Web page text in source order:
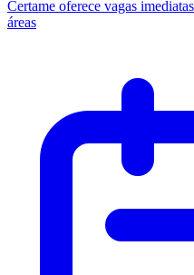
Certame oferece vagas
áreas